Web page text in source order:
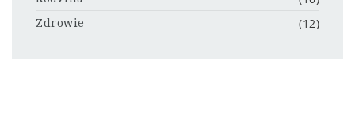
Zdrowie (12)